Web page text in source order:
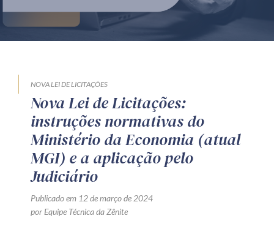
Produtos e serviços
Orientação por Escrito
Mentoria Zênite
Capacitação
Eventos presenciais
Zênite in Company
NOVA LEI DE LICITAÇÕES
Nova Lei de Licitações:
instruções normativas do
Ministério da Economia (atual
MGI) e a aplicação pelo
Judiciário
Publicado em 12 de março de 2024
por Equipe Técnica da Zênite